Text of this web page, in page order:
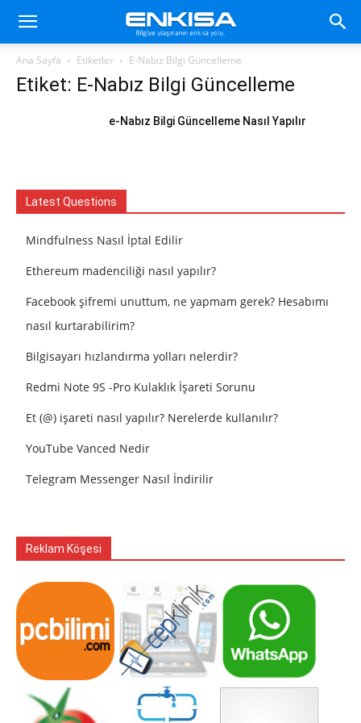
Ana Sayfa Etiketler E-Nabız Bilgi Güncelleme
Etiket: E-Nabız Bilgi Güncelleme
e-Nabız Bilgi Güncelleme Nasıl Yapılır
Latest Questions
Mindfulness Nasıl İptal Edilir
Ethereum madenciliği nasıl yapılır?
Facebook şifremi unuttum, ne yapmam gerek? Hesabımı
nasıl kurtarabilirim?
Bilgisayarı hızlandırma yolları nelerdir?
Redmi Note 9S -Pro Kulaklık İşareti Sorunu
Et (@) işareti nasıl yapılır? Nerelerde kullanılır?
YouTube Vanced Nedir
Telegram Messenger Nasıl İndirilir
Reklam Köşesi